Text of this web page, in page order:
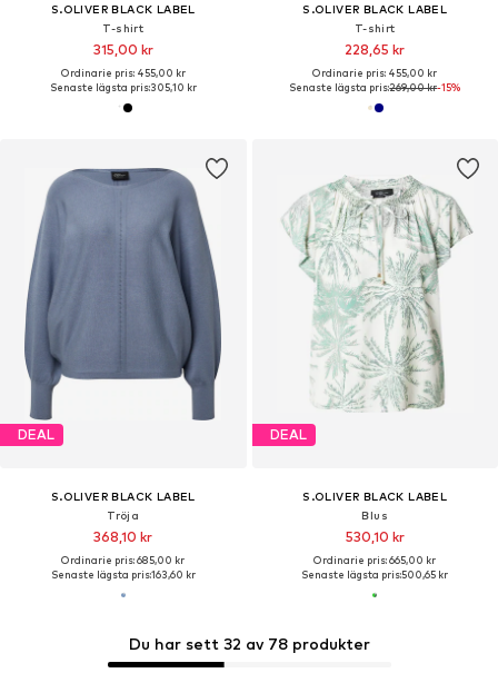
S.OLIVER BLACK LABEL
T-shirt
315,00 kr
Ordinarie pris: 455,00 kr
Senaste lägsta pris:305,10 kr
S.OLIVER BLACK LABEL
T-shirt
228,65 kr
Ordinarie pris: 455,00 kr
Senaste lägsta pris:269,00 kr-15%
DEAL
S.OLIVER BLACK LABEL
Tröja
368,10 kr
Ordinarie pris: 685,00 kr
Senaste lägsta pris:163,60 kr
DEAL
S.OLIVER BLACK LABEL
Blus
530,10 kr
Ordinarie pris: 665,00 kr
Senaste lägsta pris:500,65 kr
Du har sett 32 av 78 produkter